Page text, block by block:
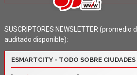
SUSCRIPTORES NEWSLETTER
auditado disponible):